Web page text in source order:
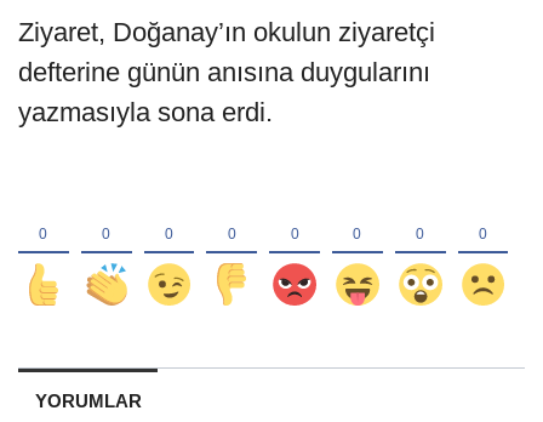
Ziyaret, Doğanay’ın okulun ziyaretçi
defterine günün anısına duygularını
yazmasıyla sona erdi.
YORUMLAR